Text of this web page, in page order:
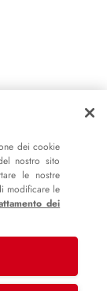
dei cookie
nostro sito
le nostre
modificare le
dei